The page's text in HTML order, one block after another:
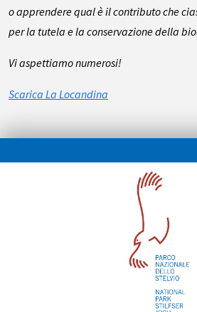
o apprendere qual è il contributo che
per la tutela e la conservazione della
Vi aspettiamo numerosi!
Scarica La Locandina